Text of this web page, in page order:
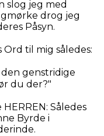
slog jeg med
drog jeg
Påsyn.
til mig således:
den genstridige
du der?"
Således
Byrde i